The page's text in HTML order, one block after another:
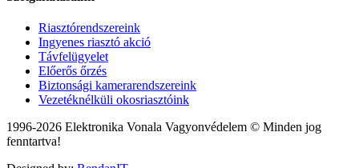
Riasztórendszereink
Ingyenes riasztó akció
Távfelügyelet
Előerős őrzés
Biztonsági kamerarendszereink
Vezetéknélküli okosriasztóink
1996-2026 Elektronika Vonala Vagyonvédelem © Minden jog
fenntartva!